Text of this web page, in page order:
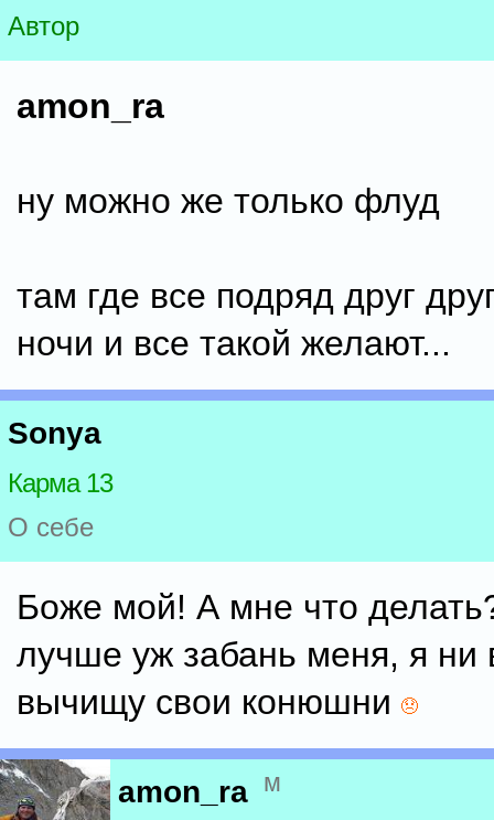
Автор
amon_ra
ну можно же только флуд
там где все подряд друг
ночи и все такой желают...
Sonya
Карма 13
О себе
Боже мой! А мне что
лучше уж забань меня, я ни
вычищу свои конюшни
amon_ra м